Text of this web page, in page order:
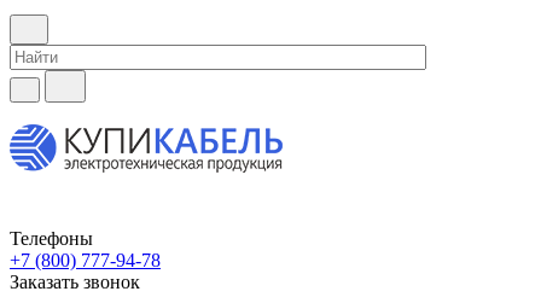
Телефоны
+7 (800) 777-94-78
Заказать звонок